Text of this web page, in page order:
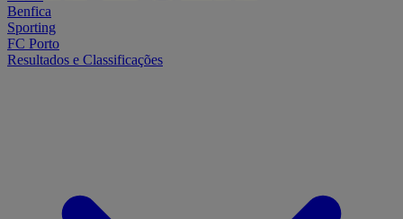
Benfica
Sporting
FC Porto
Resultados e Classificações